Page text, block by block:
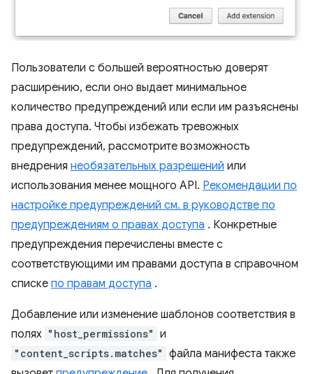
Пользователи с большей вероятностью доверят
расширению, если оно выдает минимальное
количество предупреждений или если им разъяснены
права доступа. Чтобы избежать тревожных
предупреждений, рассмотрите возможность
внедрения необязательных разрешений или
использования менее мощного API. Рекомендации по
настройке предупреждений см. в руководстве по
предупреждениям о правах доступа . Конкретные
предупреждения перечислены вместе с
соответствующими им правами доступа в справочном
списке по правам доступа .
Добавление или изменение шаблонов соответствия в
полях "host_permissions" и
"content_scripts.matches" файла манифеста также